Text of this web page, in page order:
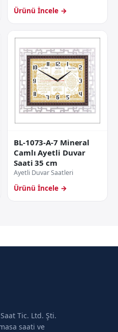
Ürünü İncele →
BL-1073-A-7 Mineral
Camlı Ayetli Duvar
Saati 35 cm
Ayetli Duvar Saatleri
Ürünü İncele →
Tic. Ltd. Şti.
saati ve